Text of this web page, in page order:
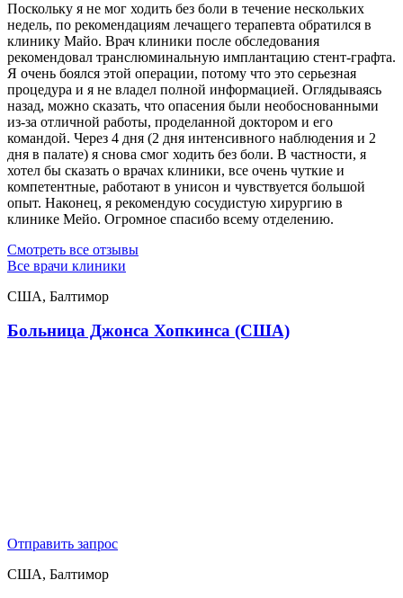
Поскольку я не мог ходить без боли в течение нескольких
недель, по рекомендациям лечащего терапевта обратился в
клинику Майо. Врач клиники после обследования
рекомендовал транслюминальную имплантацию стент-графта.
Я очень боялся этой операции, потому что это серьезная
процедура и я не владел полной информацией. Оглядываясь
назад, можно сказать, что опасения были необоснованными
из-за отличной работы, проделанной доктором и его
командой. Через 4 дня (2 дня интенсивного наблюдения и 2
дня в палате) я снова смог ходить без боли. В частности, я
хотел бы сказать о врачах клиники, все очень чуткие и
компетентные, работают в унисон и чувствуется большой
опыт. Наконец, я рекомендую сосудистую хирургию в
клинике Мейо. Огромное спасибо всему отделению.
Смотреть все отзывы
Все врачи клиники
США, Балтимор
Больница Джонса Хопкинса (США)
Отправить запрос
США, Балтимор